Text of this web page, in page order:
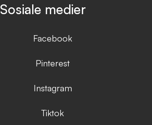
Sosiale medier
Facebook
Pinterest
Instagram
Tiktok